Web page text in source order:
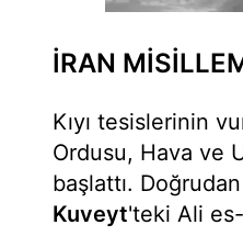
İRAN
Kıyı tesislerinin
Ordusu, Hava ve
başlattı.
Kuveyt'teki Ali